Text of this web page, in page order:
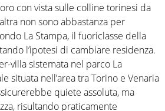
con vista sulle colline torinesi da
non sono abbastanza per
La Stampa, il fuoriclasse della
l’ipotesi di cambiare residenza.
villa sistemata nel parco La
situata nell’area tra Torino e Venaria
quiete assoluta, ma
risultando praticamente